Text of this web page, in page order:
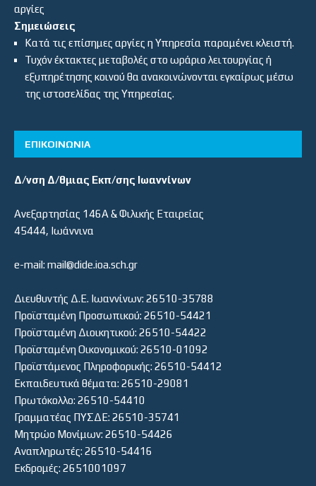
αργίες
Σημειώσεις
Κατά τις επίσημες αργίες η Υπηρεσία παραμένει κλειστή.
Τυχόν έκτακτες μεταβολές στο ωράριο λειτουργίας ή
εξυπηρέτησης κοινού θα ανακοινώνονται εγκαίρως μέσω
της ιστοσελίδας της Υπηρεσίας.
ΕΠΙΚΟΙΝΩΝΙΑ
Δ/νση Δ/θμιας Εκπ/σης Ιωαννίνων
Ανεξαρτησίας 146Α & Φιλικής Εταιρείας
45444, Ιωάννινα
e-mail: mail@dide.ioa.sch.gr
Διευθυντής Δ.Ε. Ιωαννίνων: 26510-35788
Προϊσταμένη Προσωπικού: 26510-54421
Προϊσταμένη Διοικητικού: 26510-54422
Προϊσταμένη Οικονομικού: 26510-01092
Προϊστάμενος Πληροφορικής: 26510-54412
Εκπαιδευτικά θέματα: 26510-29081
Πρωτόκολλο: 26510-54410
Γραμματέας ΠΥΣΔΕ: 26510-35741
Μητρώο Μονίμων: 26510-54426
Αναπληρωτές: 26510-54416
Εκδρομές: 2651001097